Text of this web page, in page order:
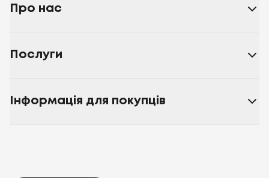
Про нас
Послуги
Інформація для покупців